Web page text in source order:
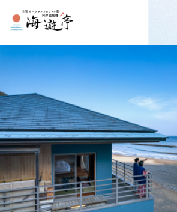
てコンテンツに移動する